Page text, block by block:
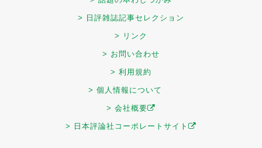
> 日評雑誌記事セレクション
> リンク
> お問い合わせ
> 利用規約
> 個人情報について
> 会社概要
> 日本評論社コーポレートサイト